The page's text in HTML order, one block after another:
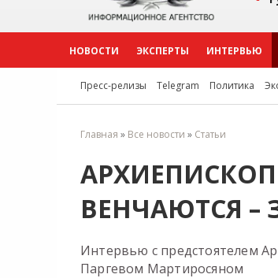
НОВОСТИ ЭКСПЕРТЫ ИНТЕРВЬЮ
Пресс-релизы Telegram Политика
Главная » Все новости » Статьи
ВЕНЧАЮТСЯ –
Интервью с предстоятелем
Паргевом Мартиросяном